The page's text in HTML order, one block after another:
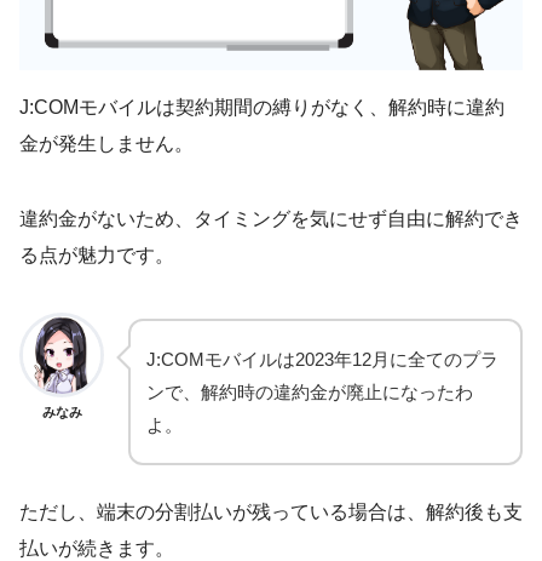
J:COMモバイルは契約期間の縛りがなく、解約時に違約
金が発生しません。
違約金がないため、タイミングを気にせず自由に解約でき
る点が魅力です。
みなみ
J:COMモバイルは2023年12月に全てのプラ
ンで、解約時の違約金が廃止になったわ
よ。
ただし、端末の分割払いが残っている場合は、解約後も支
払いが続きます。